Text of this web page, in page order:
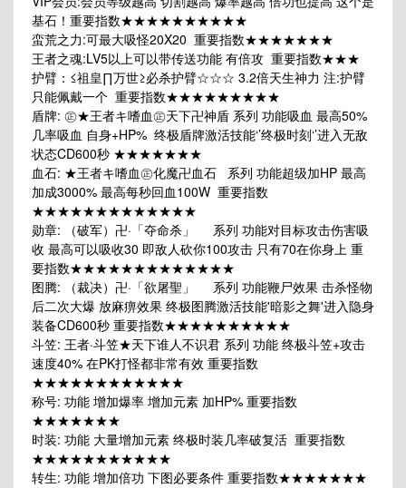
基石！重要指数★★★★★★★★★★
蛮荒之力:可最大吸怪20X20 重要指数★★★★★★★
王者之魂:LV5以上可以带传送功能 有倍攻 重要指数★★★
护臂：≤祖皇∏万世≥必杀护臂☆☆☆ 3.2倍天生神力 注:护臂
只能佩戴一个 重要指数★★★★★★★★★
盾牌: ㊣★王者キ嗜血㊣天下卍神盾 系列 功能吸血 最高50%
几率吸血 自身+HP% 终极盾牌激活技能‘’终极时刻‘’进入无敌
状态CD600秒 ★★★★★★★
血石: ★王者キ嗜血㊣化魔卍血石 系列 功能超级加HP 最高
加成3000% 最高每秒回血100W 重要指数
★★★★★★★★★★★★★
勋章: （破军）卍·「夺命杀」 系列 功能对目标攻击伤害吸
收 最高可以吸收30 即敌人砍你100攻击 只有70在你身上 重
要指数★★★★★★★★★★★★★
图腾: （裁决）卍·「欲屠聖」 系列 功能鞭尸效果 击杀怪物
后二次大爆 放麻痹效果 终极图腾激活技能'暗影之舞'进入隐身
装备CD600秒 重要指数★★★★★★★★★★
斗笠: 王者·斗笠★天下谁人不识君 系列 功能 终极斗笠+攻击
速度40% 在PK打怪都非常有效 重要指数
★★★★★★★★★★★★
称号: 功能 增加爆率 增加元素 加HP% 重要指数
★★★★★★★
时装: 功能 大量增加元素 终极时装几率破复活 重要指数
★★★★★★★★★★★
转生: 功能 增加倍功 下图必要条件 重要指数★★★★★★★